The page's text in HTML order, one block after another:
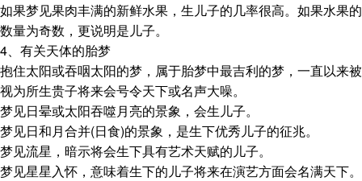
如果梦见果肉丰满的新鲜水果，生儿子的几率很高。如果水果的
数量为奇数，更说明是儿子。
4、有关天体的胎梦
抱住太阳或吞咽太阳的梦，属于胎梦中最吉利的梦，一直以来被
视为所生贵子将来会号令天下或名声大噪。
梦见日晕或太阳吞噬月亮的景象，会生儿子。
梦见日和月合并(日食)的景象，是生下优秀儿子的征兆。
梦见流星，暗示将会生下具有艺术天赋的儿子。
梦见星星入怀，意味着生下的儿子将来在演艺方面会名满天下。